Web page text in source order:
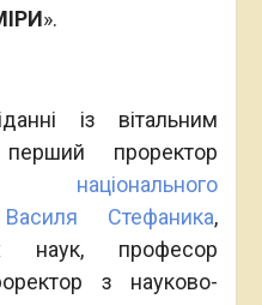
».
із вітальним
проректор
національного
Стефаника,
наук, професор
з науково-